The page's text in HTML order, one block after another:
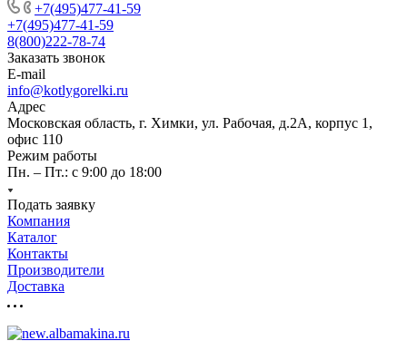
+7(495)477-41-59
+7(495)477-41-59
8(800)222-78-74
Заказать звонок
E-mail
info@kotlygorelki.ru
Адрес
Московская область, г. Химки, ул. Рабочая, д.2А, корпус 1,
офис 110
Режим работы
Пн. – Пт.: с 9:00 до 18:00
Подать заявку
Компания
Каталог
Контакты
Производители
Доставка